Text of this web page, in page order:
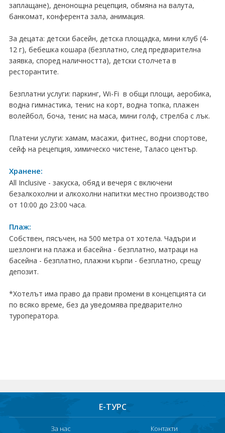
Празници в България
Нова година
Великден 2026
ЕКЗОТИКА
Екзотични почивки
КРУИЗИ
ХОТЕЛИ
Хотели в България
Хотели в чужбина
ЕЗИКОВО УЧИЛИЩЕ
SUMMER ENGLISH TALENTS ACADEMY
ВХОД ЗА АГЕНТИ
заплащане), денонощна рецепция, обмяна на валута,
банкомат, конферента зала, анимация.
За децата: детски басейн, детска площадка, мини клуб (4-
12 г), бебешка кошара (безплатно, след предварителна
заявка, според наличността), детски столчета в
ресторантите.
Безплатни услуги: паркинг, Wi-Fi в общи площи, аеробика,
водна гимнастика, тенис на корт, водна топка, плажен
волейбол, боча, тенис на маса, мини голф, стрелба с лък.
Платени услуги: хамам, масажи, фитнес, водни спортове,
сейф на рецепция, химическо чистене, Таласо център.
Хранене:
All Inclusive - закуска, обяд и вечеря с включени
безалкохолни и алкохолни напитки местно производство
от 10:00 до 23:00 часа.
Плаж:
Собствен, пясъчен, на 500 метра от хотела. Чадъри и
шезлонги на плажа и басейна - безплатно, матраци на
басейна - безплатно, плажни кърпи - безплатно, срещу
депозит.
*Хотелът има право да прави промени в концепцията си
по всяко време, без да уведомява предварително
туроператора.
Е-ТУРС
За нас
Контакти